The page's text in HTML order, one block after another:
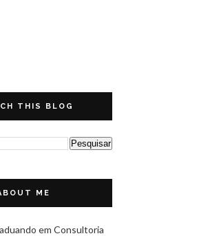
THIS BLOG
ME
em Consultoria